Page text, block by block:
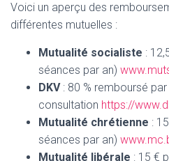
Voici un aperçu des
différentes mutuelles :
Mutualité socialiste :
séances par an)
DKV: 80 % remboursé par
consultation https://
Mutualité chrétienne :
séances par an)
Mutualité libérale : 15 €